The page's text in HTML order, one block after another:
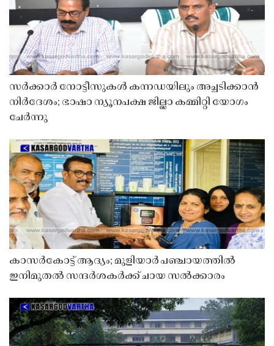
സർക്കാർ നോട്ടീസുകൾ കന്നഡയിലും അച്ചടിക്കാൻ
നിർദേശം; ഭാഷാ ന്യൂനപക്ഷ ജില്ലാ കമ്മിറ്റി യോഗം
ചേർന്നു
കാസർകോട്ട് ആദ്യം; മുളിയാർ പഞ്ചായത്തിൽ
ഇനിമുതൽ സന്ദർശകർക്ക് ചായ സൽക്കാരം